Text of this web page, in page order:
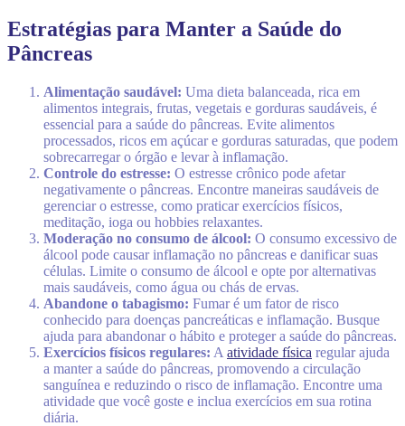
Estratégias para Manter a Saúde do
Pâncreas
Alimentação saudável: Uma dieta balanceada, rica em
alimentos integrais, frutas, vegetais e gorduras saudáveis, é
essencial para a saúde do pâncreas. Evite alimentos
processados, ricos em açúcar e gorduras saturadas, que podem
sobrecarregar o órgão e levar à inflamação.
Controle do estresse: O estresse crônico pode afetar
negativamente o pâncreas. Encontre maneiras saudáveis de
gerenciar o estresse, como praticar exercícios físicos,
meditação, ioga ou hobbies relaxantes.
Moderação no consumo de álcool: O consumo excessivo de
álcool pode causar inflamação no pâncreas e danificar suas
células. Limite o consumo de álcool e opte por alternativas
mais saudáveis, como água ou chás de ervas.
Abandone o tabagismo: Fumar é um fator de risco
conhecido para doenças pancreáticas e inflamação. Busque
ajuda para abandonar o hábito e proteger a saúde do pâncreas.
Exercícios físicos regulares: A atividade física regular ajuda
a manter a saúde do pâncreas, promovendo a circulação
sanguínea e reduzindo o risco de inflamação. Encontre uma
atividade que você goste e inclua exercícios em sua rotina
diária.